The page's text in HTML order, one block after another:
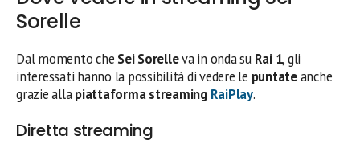
Sorelle
Dal momento che Sei Sorelleva in onda su Rai 1, gli
interessati hanno la possibilità di vedere le puntateanche
grazie allapiattaforma streaming RaiPlay.
Diretta streaming